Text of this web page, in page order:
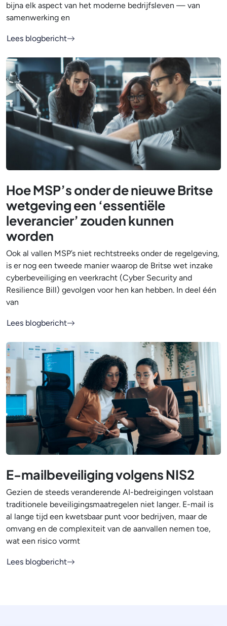
bijna elk aspect van het moderne bedrijfsleven — van
samenwerking en
Lees blogbericht
Hoe MSP’s onder de nieuwe Britse
wetgeving een ‘essentiële
leverancier’ zouden kunnen
worden
Ook al vallen MSP’s niet rechtstreeks onder de regelgeving,
is er nog een tweede manier waarop de Britse wet inzake
cyberbeveiliging en veerkracht (Cyber Security and
Resilience Bill) gevolgen voor hen kan hebben. In deel één
van
Lees blogbericht
E-mailbeveiliging volgens NIS2
Gezien de steeds veranderende AI-bedreigingen volstaan
traditionele beveiligingsmaatregelen niet langer. E-mail is
al lange tijd een kwetsbaar punt voor bedrijven, maar de
omvang en de complexiteit van de aanvallen nemen toe,
wat een risico vormt
Lees blogbericht